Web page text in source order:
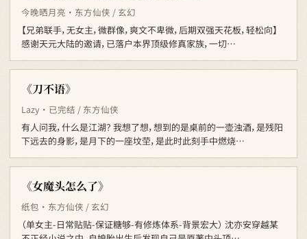
今晚晒月亮 · 东方仙侠 / 玄幻
【兄弟联手，无女主，微群像，爽文不卑微，后期双强天花板，轻松向】
感谢天元大陆的邀请，已落户本界顶级修真家族，一切…
《刀不语》
Lazy · 已完结 / 东方仙侠
有人问我，什么是江湖？ 我想了想，想到的是桌前的一壶浊酒，是残阳
下远去的身影，是月下的一座坟茔，是此时此刻手中燃烧…
《女魔头怎么了》
纸包 · 东方仙侠 / 玄幻
（单女主-日常贴贴-保证糖够-有修炼体系-背景宏大） 沈亦安穿越某